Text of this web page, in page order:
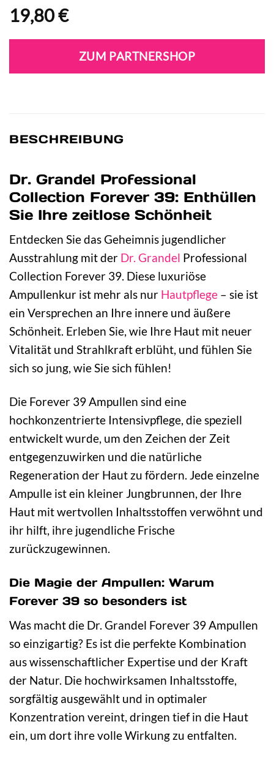
19,80€
ZUM PARTNERSHOP
BESCHREIBUNG
Dr. Grandel Professional
Collection Forever 39: Enthüllen
Sie Ihre zeitlose Schönheit
Entdecken Sie das Geheimnis jugendlicher
Ausstrahlung mit der Dr. Grandel Professional
Collection Forever 39. Diese luxuriöse
Ampullenkur ist mehr als nur Hautpflege – sie ist
ein Versprechen an Ihre innere und äußere
Schönheit. Erleben Sie, wie Ihre Haut mit neuer
Vitalität und Strahlkraft erblüht, und fühlen Sie
sich so jung, wie Sie sich fühlen!
Die Forever 39 Ampullen sind eine
hochkonzentrierte Intensivpflege, die speziell
entwickelt wurde, um den Zeichen der Zeit
entgegenzuwirken und die natürliche
Regeneration der Haut zu fördern. Jede einzelne
Ampulle ist ein kleiner Jungbrunnen, der Ihre
Haut mit wertvollen Inhaltsstoffen verwöhnt und
ihr hilft, ihre jugendliche Frische
zurückzugewinnen.
Die Magie der Ampullen: Warum
Forever 39 so besonders ist
Was macht die Dr. Grandel Forever 39 Ampullen
so einzigartig? Es ist die perfekte Kombination
aus wissenschaftlicher Expertise und der Kraft
der Natur. Die hochwirksamen Inhaltsstoffe,
sorgfältig ausgewählt und in optimaler
Konzentration vereint, dringen tief in die Haut
ein, um dort ihre volle Wirkung zu entfalten.